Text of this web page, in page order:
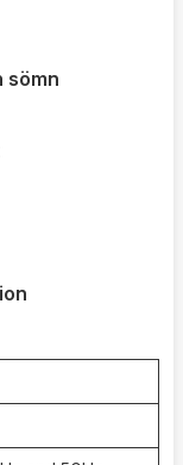
filmer på ett
och kraftfull
ekosystemet.
imponerande,
och totala
sömn